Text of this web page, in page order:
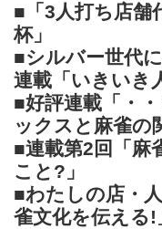
■「3人打ち店舗
杯」
■シルバー世代
連載「いきいき
■好評連載「・
ックスと麻雀の
■連載第2回「麻
こと?」
■わたしの店・
雀文化を伝える!